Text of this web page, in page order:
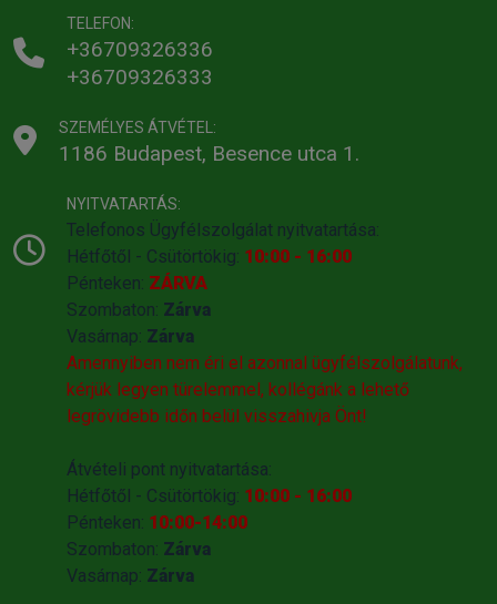
TELEFON:
+36709326336
+36709326333
SZEMÉLYES ÁTVÉTEL:
1186 Budapest, Besence utca 1.
NYITVATARTÁS:
Telefonos Ügyfélszolgálat nyitvatartása:
Hétfőtől - Csütörtökig: 10:00 - 16:00
Pénteken: ZÁRVA
Szombaton: Zárva
Vasárnap: Zárva
Amennyiben nem éri el azonnal ügyfélszolgálatunk,
kérjük legyen türelemmel, kollégánk a lehető
legrövidebb időn belül visszahivja Önt!
Átvételi pont nyitvatartása:
Hétfőtől - Csütörtökig: 10:00 - 16:00
Pénteken: 10:00-14:00
Szombaton: Zárva
Vasárnap: Zárva